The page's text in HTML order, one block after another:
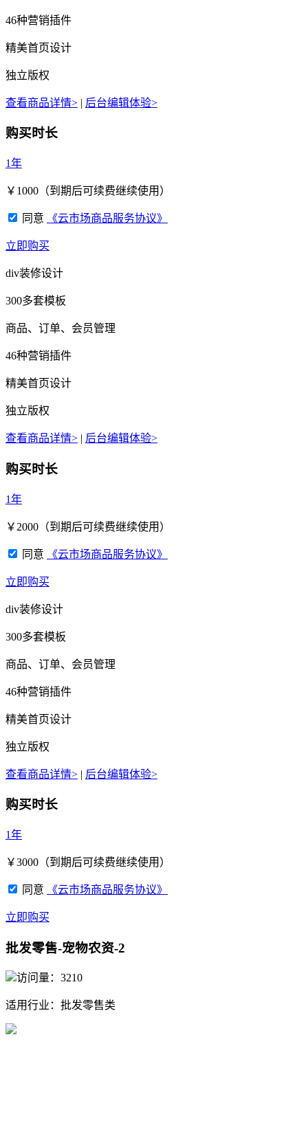
46种营销插件
精美首页设计
独立版权
查看商品详情> | 后台编辑体验>
购买时长
1年
￥ 1000 （到期后可续费继续使用）
同意 《云市场商品服务协议》
立即购买
div装修设计
300多套模板
商品、订单、会员管理
46种营销插件
精美首页设计
独立版权
查看商品详情> | 后台编辑体验>
购买时长
1年
￥ 2000 （到期后可续费继续使用）
同意 《云市场商品服务协议》
立即购买
div装修设计
300多套模板
商品、订单、会员管理
46种营销插件
精美首页设计
独立版权
查看商品详情> | 后台编辑体验>
购买时长
1年
￥3000 （到期后可续费继续使用）
同意 《云市场商品服务协议》
立即购买
批发零售-宠物农资-2
访问量：3210
适用行业： 批发零售类